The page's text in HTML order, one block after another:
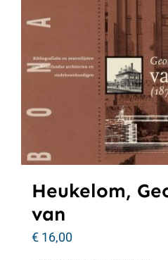
Heukelom,
van
€ 16,00